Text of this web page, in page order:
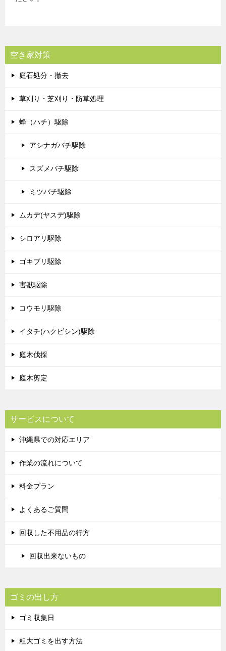
空き家対策
庭石処分・撤去
草刈り・芝刈り・防草処理
蜂（ハチ）駆除
アシナガバチ駆除
スズメバチ駆除
ミツバチ駆除
ムカデ(ヤスデ)駆除
シロアリ駆除
ゴキブリ駆除
害獣駆除
コウモリ駆除
イタチ(ハクビシン)駆除
庭木伐採
庭木剪定
サービスについて
沖縄県での対応エリア
作業の流れについて
料金プラン
よくあるご質問
回収した不用品の行方
回収出来ないもの
ゴミの出し方
ゴミ収集日
粗大ゴミを出す方法